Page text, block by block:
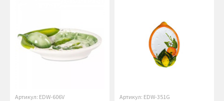
Артикул: EDW-606V
Артикул: EDW-351G